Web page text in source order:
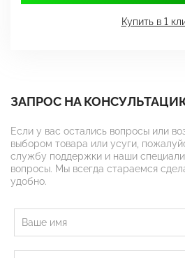
Купить в 1
ЗАПРОС НА
Если у вас остались вопросы или
выбором товара или усуги,
службу поддержки и наши
вопросы. Мы всегда стараемся
удобно.